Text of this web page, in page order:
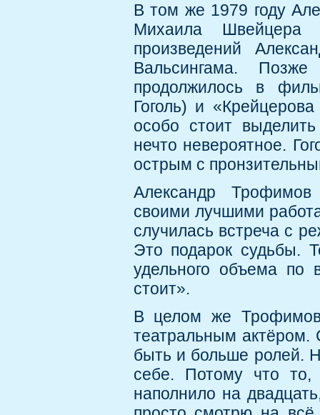
В том же 1979 году
Михаила Швейцера
произведений
Вальсингама.
продолжилось в
Гоголь) и
особо стоит
нечто невероятное.
острым с
Александр
своими лучшими
случилась встреча с
Это подарок судьбы.
удельного объема
стоит».
В целом же
театральным актёром.
быть и больше ролей.
себе. Потому что
наполнило на